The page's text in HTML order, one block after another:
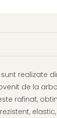
sunt realizate
de la
rafinat,